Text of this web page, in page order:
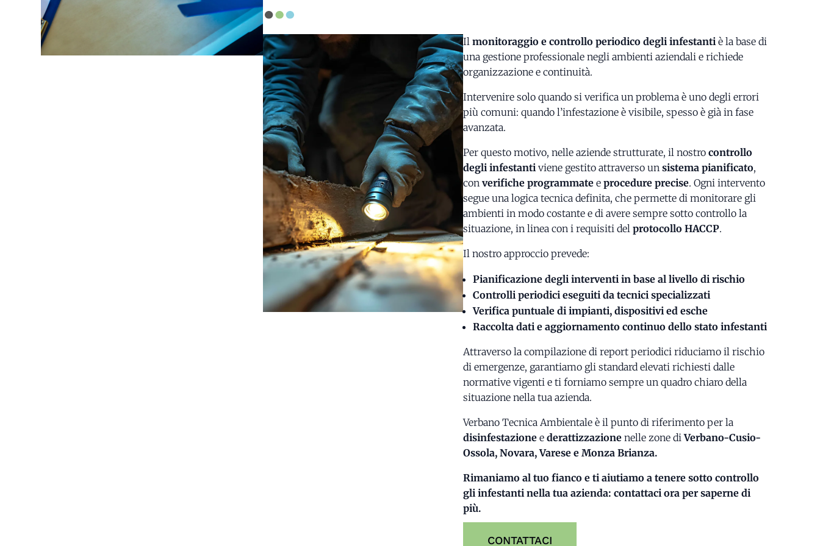
Il monitoraggio e controllo periodico degli infestanti è la base di
una gestione professionale negli ambienti aziendali e richiede
organizzazione e continuità.
Intervenire solo quando si verifica un problema è uno degli errori
più comuni: quando l’infestazione è visibile, spesso è già in fase
avanzata.
Per questo motivo, nelle aziende strutturate, il nostro controllo
degli infestanti viene gestito attraverso un sistema pianificato,
con verifiche programmatee procedure precise. Ogni intervento
segue una logica tecnica definita, che permette di monitorare gli
ambienti in modo costante e di avere sempre sotto controllo la
situazione, in linea con i requisiti del protocollo HACCP.
Il nostro approccio prevede:
Pianificazione degli interventi in base al livello di rischio
Controlli periodici eseguiti da tecnici specializzati
Verifica puntuale di impianti, dispositivi ed esche
Raccolta dati e aggiornamento continuo dello stato infestanti
Attraverso la compilazione di report periodici riduciamo il rischio
di emergenze, garantiamo gli standard elevati richiesti dalle
normative vigenti e ti forniamo sempre un quadro chiaro della
situazione nella tua azienda.
Verbano Tecnica Ambientale è il punto di riferimento per la
disinfestazionee derattizzazione nelle zone diVerbano-Cusio-
Ossola, Novara, Varese e Monza Brianza.
Rimaniamo al tuo fianco e ti aiutiamo a tenere sotto controllo
gli infestanti nella tua azienda: contattaci ora per saperne di
più.
CONTATTACI